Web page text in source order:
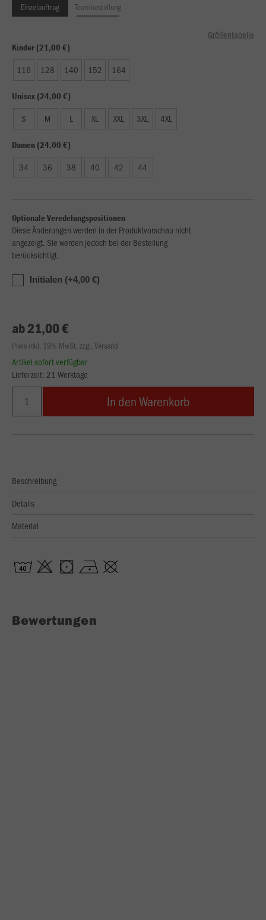
Einzelauftrag Teambestellung
Größentabelle
Kinder (21,00 €)
116 128 140 152 164
Unisex (24,00 €)
S M L XL XXL 3XL 4XL
Damen (24,00 €)
34 36 38 40 42 44
Optionale Veredelungspositionen
Diese Änderungen werden in der Produktvorschau nicht
angezeigt. Sie werden jedoch bei der Bestellung
berücksichtigt.
Initialen (+4,00 €)
ab 21,00 €
Preis inkl. 19% MwSt. zzgl. Versand
Artikel sofort verfügbar
Lieferzeit: 21 Werktage
In den Warenkorb
Beschreibung
Details
Material
Bewertungen